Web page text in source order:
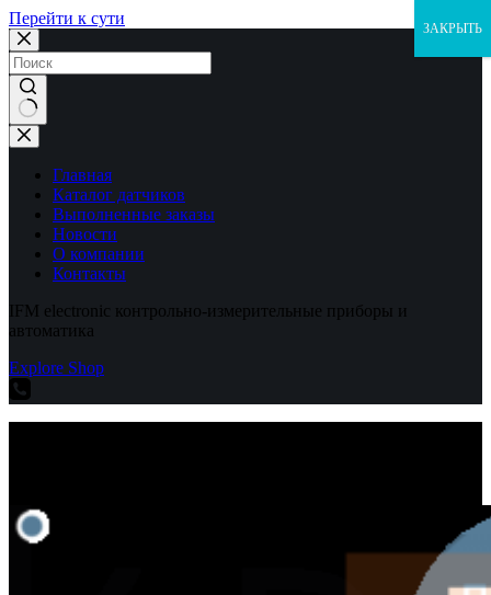
Перейти к сути
Ничего
не
найденоГлавная
Каталог датчиков
Выполненные заказы
Новости
О компании
Контакты
IFM electronic контрольно-измерительные приборы и
автоматика
Explore Shop
ЗАКРЫТЬ